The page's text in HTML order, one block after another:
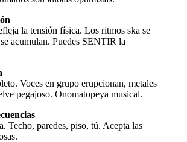
la tensión física. Los ritmos ska se
acumulan. Puedes SENTIR la
Voces en grupo erupcionan, metales
pegajoso. Onomatopeya musical.
Techo, paredes, piso, tú. Acepta las